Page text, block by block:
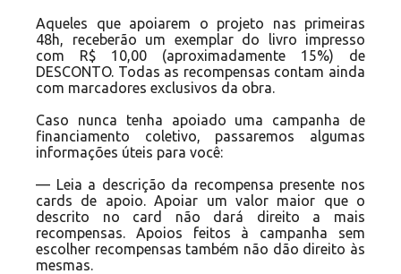
Aqueles que apoiarem o projeto nas primeiras
48h, receberão um exemplar do livro impresso
com R$ 10,00 (aproximadamente 15%) de
DESCONTO. Todas as recompensas contam ainda
com marcadores exclusivos da obra.
Caso nunca tenha apoiado uma campanha de
financiamento coletivo, passaremos algumas
informações úteis para você:
— Leia a descrição da recompensa presente nos
cards de apoio. Apoiar um valor maior que o
descrito no card não dará direito a mais
recompensas. Apoios feitos à campanha sem
escolher recompensas também não dão direito às
mesmas.